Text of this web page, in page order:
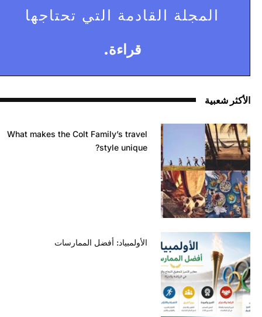
المجلة القادمة التي تحتاجها
قراءة.
الأكثر شعبية
What makes the Colt Family’s travel
style unique?
الأولمبياد: أفضل الممارسات